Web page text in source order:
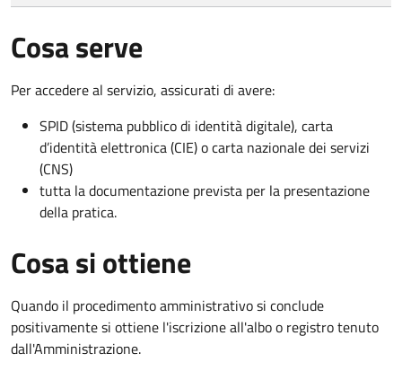
Cosa serve
Per accedere al servizio, assicurati di avere:
SPID (sistema pubblico di identità digitale), carta
d’identità elettronica (CIE) o carta nazionale dei servizi
(CNS)
tutta la documentazione prevista per la presentazione
della pratica.
Cosa si ottiene
Quando il procedimento amministrativo si conclude
positivamente si ottiene l'iscrizione all'albo o registro tenuto
dall'Amministrazione.